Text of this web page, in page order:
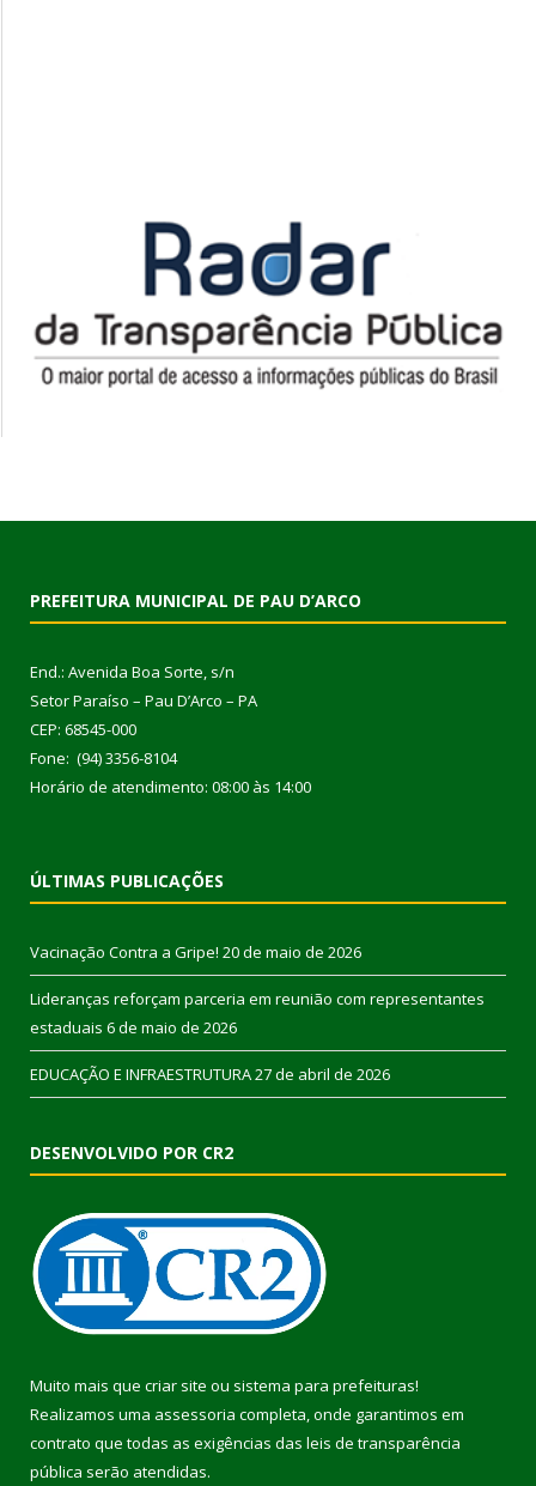
PREFEITURA MUNICIPAL DE PAU D’ARCO
End.: Avenida Boa Sorte, s/n
Setor Paraíso – Pau D’Arco – PA
CEP: 68545-000
Fone: (94) 3356-8104
Horário de atendimento: 08:00 às 14:00
ÚLTIMAS PUBLICAÇÕES
Vacinação Contra a Gripe! 20 de maio de 2026
Lideranças reforçam parceria em reunião com representantes
estaduais 6 de maio de 2026
EDUCAÇÃO E INFRAESTRUTURA27 de abril de 2026
DESENVOLVIDO POR CR2
Muito mais que criar site ou sistema para prefeituras!
Realizamos uma assessoria completa, onde garantimos em
contrato que todas as exigências das leis de transparência
pública serão atendidas.